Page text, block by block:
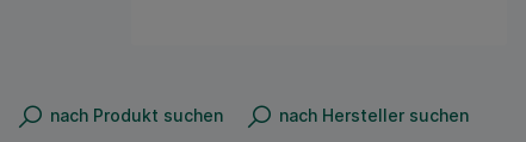
nach Produkt suchen nach Hersteller suchen